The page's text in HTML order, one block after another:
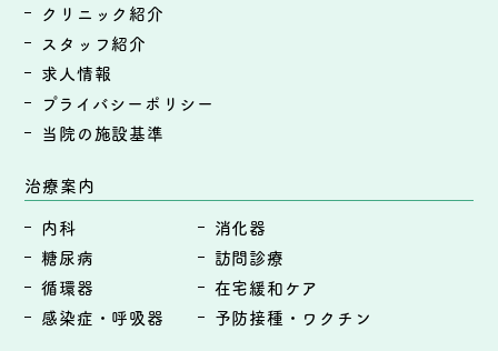
クリニック紹介
スタッフ紹介
求人情報
プライバシーポリシー
当院の施設基準
治療案内
内科
糖尿病
循環器
感染症・呼吸器
消化器
訪問診療
在宅緩和ケア
予防接種・ワクチン